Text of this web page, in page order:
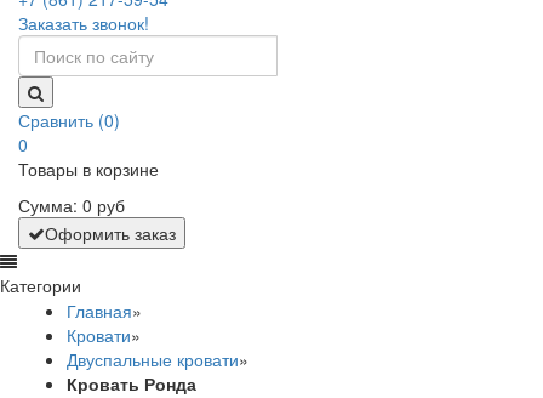
Заказать звонок!
Сравнить (0)
0
Товары в корзине
Сумма: 0 руб
Оформить заказ
Категории
Главная»
Кровати»
Двуспальные кровати»
Кровать Ронда